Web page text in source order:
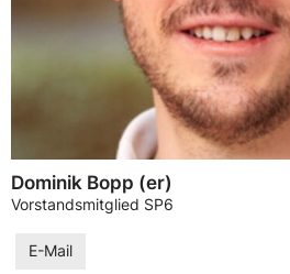
Dominik Bopp (er)
Vorstandsmitglied SP6
E-Mail